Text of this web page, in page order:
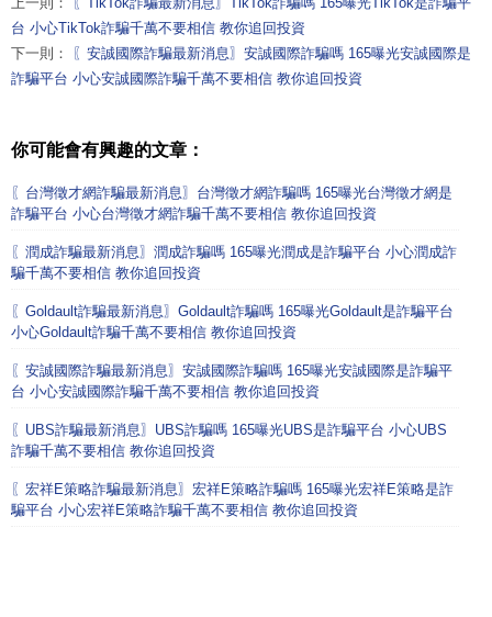
台 小心TikTok詐騙千萬不要相信 教你追回投資
下一則：
〖安誠國際詐騙最新消息〗安誠國際詐騙嗎 165曝光安誠國際是
詐騙平台 小心安誠國際詐騙千萬不要相信 教你追回投資
你可能會有興趣的文章：
〖台灣徵才網詐騙最新消息〗台灣徵才網詐騙嗎 165曝光台灣徵才網是
詐騙平台 小心台灣徵才網詐騙千萬不要相信 教你追回投資
〖潤成詐騙最新消息〗潤成詐騙嗎 165曝光潤成是詐騙平台 小心潤成詐
騙千萬不要相信 教你追回投資
〖Goldault詐騙最新消息〗Goldault詐騙嗎 165曝光Goldault是詐騙平台
小心Goldault詐騙千萬不要相信 教你追回投資
〖安誠國際詐騙最新消息〗安誠國際詐騙嗎 165曝光安誠國際是詐騙平
台 小心安誠國際詐騙千萬不要相信 教你追回投資
〖UBS詐騙最新消息〗UBS詐騙嗎 165曝光UBS是詐騙平台 小心UBS
詐騙千萬不要相信 教你追回投資
〖宏祥E策略詐騙最新消息〗宏祥E策略詐騙嗎 165曝光宏祥E策略是詐
騙平台 小心宏祥E策略詐騙千萬不要相信 教你追回投資